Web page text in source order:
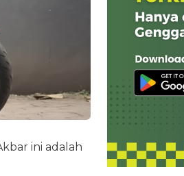
ini adalah